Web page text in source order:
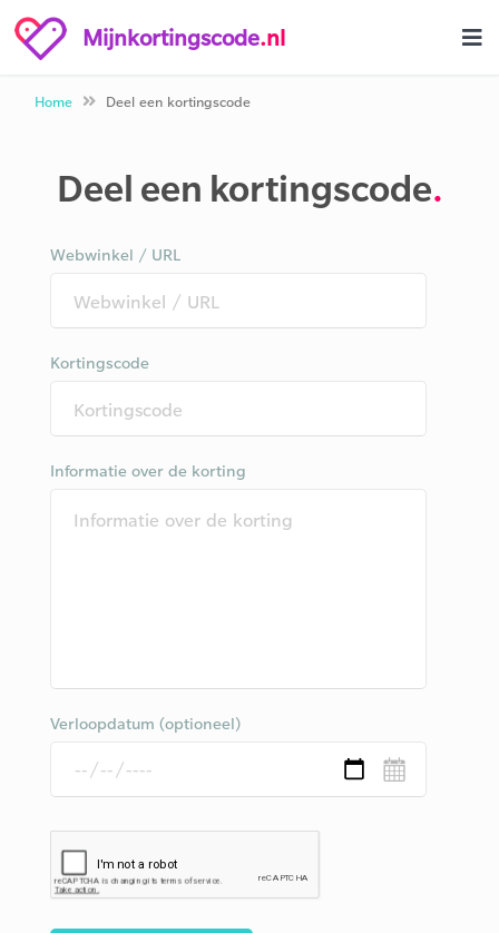
Mijnkortingscode.nl
Home Deel een kortingscode
Deel een kortingscode.
Webwinkel / URL
Kortingscode
Informatie over de korting
Verloopdatum (optioneel)